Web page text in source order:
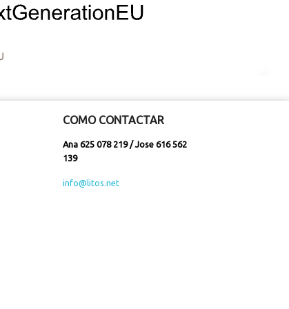
COMO CONTACTAR
Ana 625 078 219 / Jose 616 562
139
info@litos.net